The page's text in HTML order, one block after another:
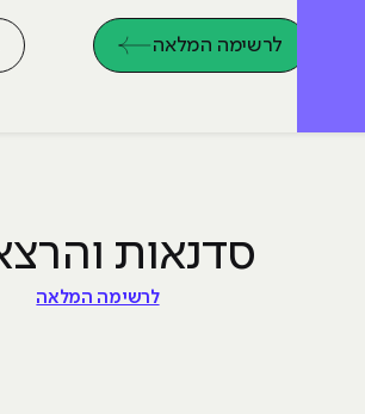
לרשימה המלאה
סדנאות
לרשימה המלאה